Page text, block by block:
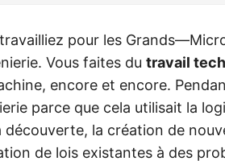
pour les
Vous faites du travail
encore et encore.
parce que cela utilisait la
découverte, la création de
de lois existantes à des